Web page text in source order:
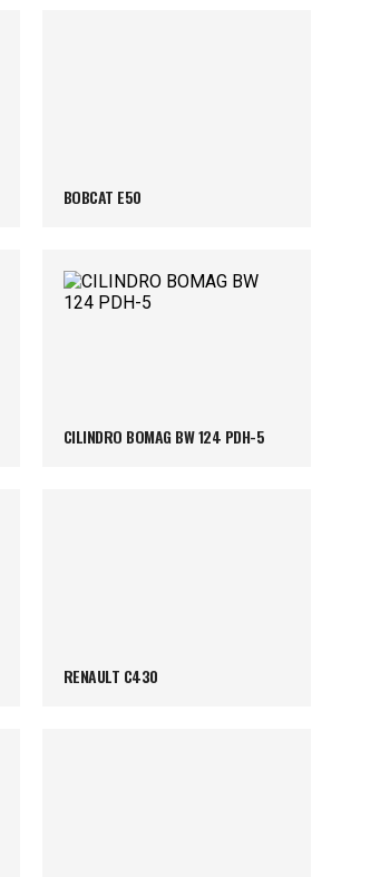
BOBCAT E50
CILINDRO BOMAG BW 124 PDH-5
RENAULT C430